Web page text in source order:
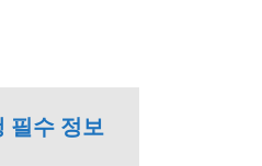
필수 정보